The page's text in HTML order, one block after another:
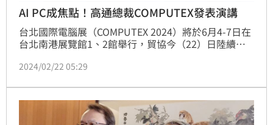
AI PC成焦點！高通總裁COMPUTEX發表演講
台北國際電腦展（COMPUTEX 2024）將於6月4-7日在
台北南港展覽館1、2館舉行，貿協今（22）日陸續公
姿丰打頭陣，高通（Qualcomm）總裁暨執行長
COMPUTEX人工智慧（AI）主題，分享智慧裝置上的
生成式AI及新世代運算將如何實現全新的體驗及應用。
（記者：王翊綺）
2024/02/22 05:29